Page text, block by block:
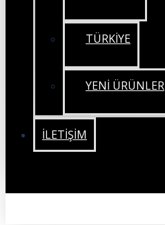
TÜRKİYE
YENİ ÜRÜNLER
İLETIŞIM